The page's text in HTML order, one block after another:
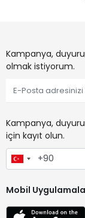
Kampanya,
olmak istiyorum.
Kampanya,
için kayıt olun.
Mobil